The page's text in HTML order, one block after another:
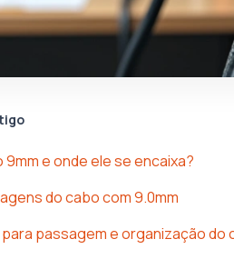
9mm e onde ele se encaixa?
do cabo com 9.0mm
passagem e organização do